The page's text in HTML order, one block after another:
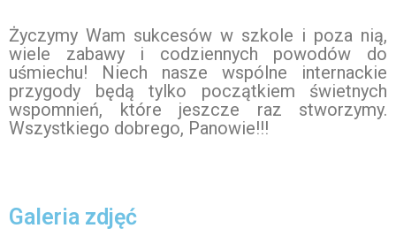
Życzymy Wam sukcesów w szkole i poza nią,
wiele zabawy i codziennych powodów do
uśmiechu! Niech nasze wspólne internackie
przygody będą tylko początkiem świetnych
wspomnień, które jeszcze raz stworzymy.
Wszystkiego dobrego, Panowie!!!
Galeria zdjęć